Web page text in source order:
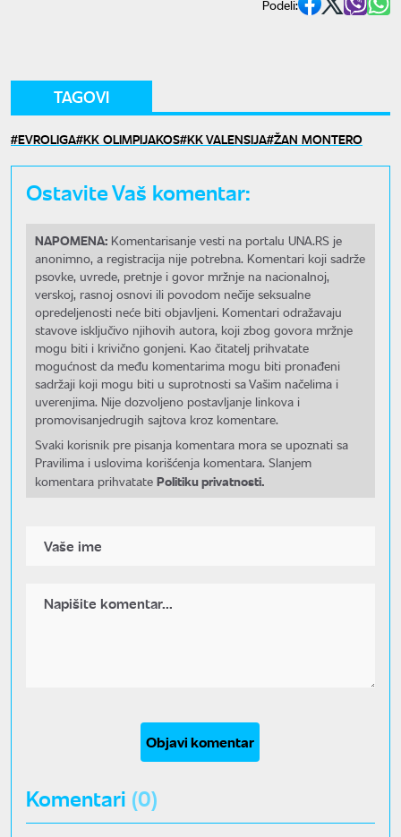
Podeli:
TAGOVI
EVROLIGA KK OLIMPIJAKOS KK VALENSIJA ŽAN MONTERO
Ostavite Vaš komentar:
NAPOMENA: Komentarisanje vesti na portalu UNA.RS je
anonimno, a registracija nije potrebna. Komentari koji sadrže
psovke, uvrede, pretnje i govor mržnje na nacionalnoj,
verskoj, rasnoj osnovi ili povodom nečije seksualne
opredeljenosti neće biti objavljeni. Komentari odražavaju
stavove isključivo njihovih autora, koji zbog govora mržnje
mogu biti i krivično gonjeni. Kao čitatelj prihvatate
mogućnost da među komentarima mogu biti pronađeni
sadržaji koji mogu biti u suprotnosti sa Vašim načelima i
uverenjima. Nije dozvoljeno postavljanje linkova i
promovisanjedrugih sajtova kroz komentare.
Svaki korisnik pre pisanja komentara mora se upoznati sa
Pravilima i uslovima korišćenja komentara. Slanjem
komentara prihvatate Politiku privatnosti.
Objavi komentar
Komentari (0)